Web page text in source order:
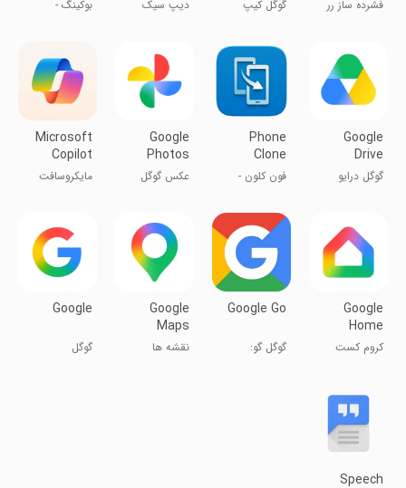
فشرده ساز رر
lists
گوگل کیپ دیپ سیک
بوکینگ -
Google
Drive
گوگل درایو
Phone
Clone
فون کلون -
یک گوشی به
گوشی دیگر
Google
Photos
عکس گوگل
Microsoft
Copilot
مایکروسافت
Google
Home
کروم کست
تلویزیون
Google Go
گوگل گو:
Google
Maps
نقشه ها
Google
گوگل
Speech